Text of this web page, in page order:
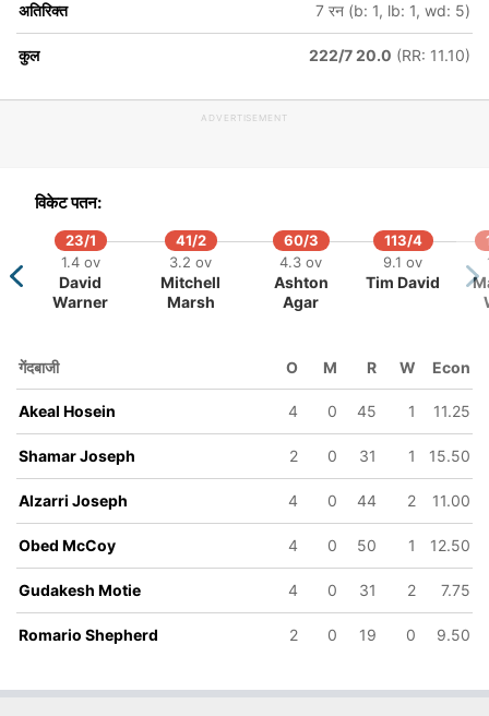
अतिरिक्त 7 रन (b: 1, lb: 1, wd: 5)
कुल 222/7 20.0 (RR: 11.10)
ADVERTISEMENT
विकेट पतन:
23/1
1.4 ov
David
Warner
41/2
3.2 ov
Mitchell
Marsh
60/3
4.3 ov
Ashton
Agar
113/4
9.1 ov
Tim David
गेंदबाजी O M R W Econ
Akeal Hosein 4 0 45 1 11.25
Shamar Joseph 2 0 31 1 15.50
Alzarri Joseph 4 0 44 2 11.00
Obed McCoy 4 0 50 1 12.50
Gudakesh Motie 4 0 31 2 7.75
Romario Shepherd 2 0 19 0 9.50